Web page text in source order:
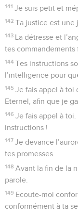
141 Je suis petit et
142 Ta justice est une
143 La détresse et
tes commandements
144 Tes instructions
l’intelligence pour
145 Je fais appel à toi
Eternel, afin que je
146 Je fais appel à
instructions !
147 Je devance
tes promesses.
148 Avant la fin de la
parole.
149 Ecoute-moi
conformément à ta